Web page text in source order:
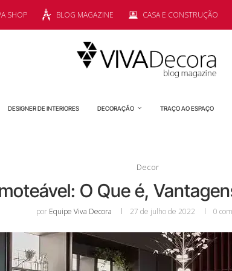
SHOP BLOG MAGAZINE CASA E CONSTRUÇÃO
DESIGNER DE INTERIORES DECORAÇÃO TRAÇO AO ESPAÇO
Decor
O Que é,
por Equipe Viva Decora 27 de julho de 2022 0